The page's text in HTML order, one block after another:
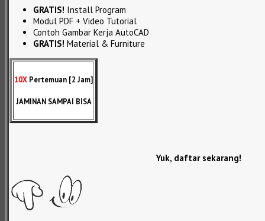
GRATIS! Install Program
Modul PDF + Video Tutorial
Contoh Gambar Kerja AutoCAD
GRATIS! Material & Furniture
10X Pertemuan [2 Jam]
JAMINAN SAMPAI BISA
Yuk, daftar sekarang!